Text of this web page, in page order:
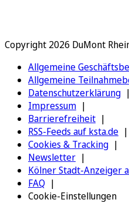
Copyright 2026 DuMont
Allgemeine
Allgemeine
Datenschutzerklärung
Impressum
Barrierefreiheit
RSS-Feeds auf ksta.de
Cookies & Tracking
Newsletter
Kölner Stadt-Anzeiger
FAQ
Cookie-Einstellungen